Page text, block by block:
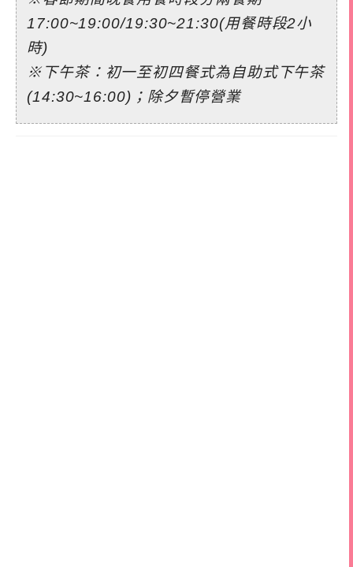
17:00~19:00/19:30~21:30(用餐時段2小
時)
※下午茶：初一至初四餐式為自助式下午茶
(14:30~16:00)；除夕暫停營業